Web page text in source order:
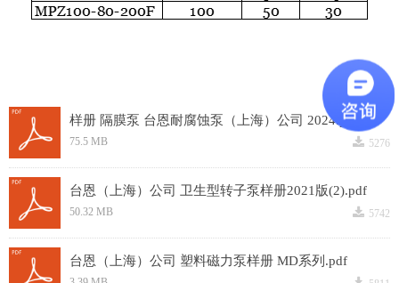
样册 隔膜泵 台恩耐腐蚀泵（上海）公司 2024.pdf
끂 5276
75.5 MB
台恩（上海）公司 卫生型转子泵样册2021版(2).pdf
끂 5742
50.32 MB
台恩（上海）公司 塑料磁力泵样册 MD系列.pdf